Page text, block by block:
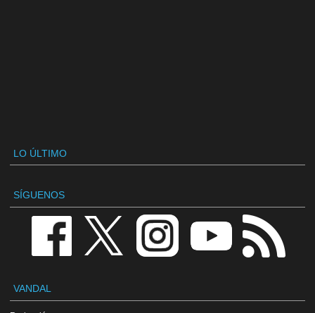
LO ÚLTIMO
SÍGUENOS
VANDAL